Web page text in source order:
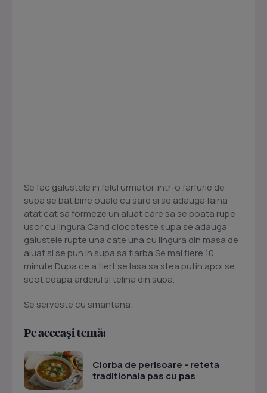
Se fac galustele in felul urmator:intr-o farfurie de
supa se bat bine ouale cu sare si se adauga faina
atat cat sa formeze un aluat care sa se poata rupe
usor cu lingura.Cand clocoteste supa se adauga
galustele rupte una cate una cu lingura din masa de
aluat si se pun in supa sa fiarba.Se mai fiere 10
minute.Dupa ce a fiert se lasa sa stea putin apoi se
scot ceapa,ardeiul si telina din supa.
Se serveste cu smantana .
Pe aceeași temă:
Ciorba de perisoare - reteta
traditionala pas cu pas